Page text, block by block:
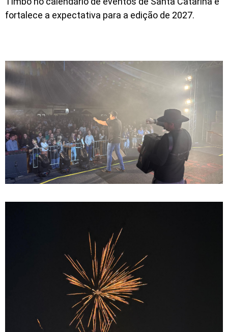
fortalece a expectativa para a edição de 2027.